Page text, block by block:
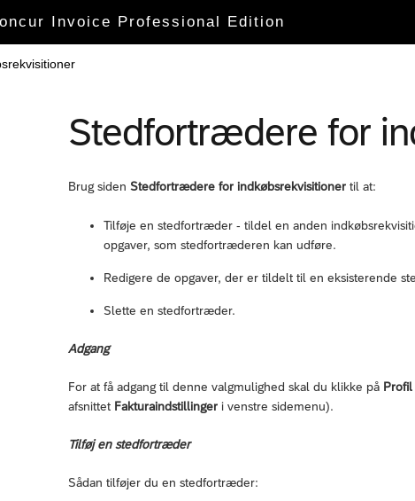
Invoice Professional Edition
Stedfortrædere for
Brug siden Stedfortrædere for indkøbsrekvisitioner til at:
Tilføje en stedfortræder - tildel en anden
opgaver, som stedfortræderen kan udføre.
Redigere de opgaver, der er tildelt til en eksisterende
Slette en stedfortræder.
Adgang
For at få adgang til denne valgmulighed skal du klikke på Profil
afsnittet Fakturaindstillinger i venstre sidemenu).
Tilføj en stedfortræder
Sådan tilføjer du en stedfortræder: